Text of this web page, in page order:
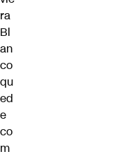
ra
Bl
an
co
qu
ed
e
co
m